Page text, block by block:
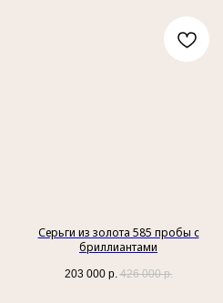
Серьги из золота 585 пробы с
бриллиантами
203 000 р. 426 000 р.
Главная
История бренда